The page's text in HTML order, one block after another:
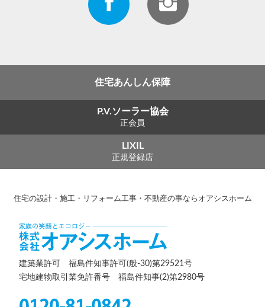
住宅あんしん保障
P.V.ソーラー協会
正会員
LIXIL
正規登録店
住宅の設計・施工・リフォーム工事・不動産の事ならオアシスホーム
建築業許可 福島件知事許可(般-30)第29521号
宅地建物取引業免許番号 福島件知事(2)第2980号